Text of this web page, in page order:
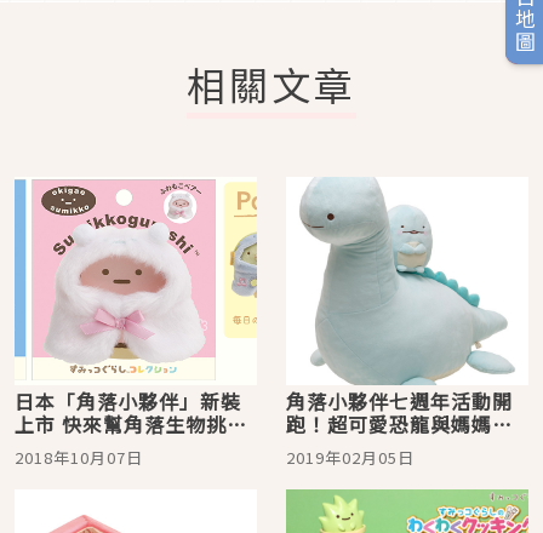
相關文章
日本「角落小夥伴」新裝
上市 快來幫角落生物挑件
可愛的斗篷吧！
2018年10月07日
角落小夥伴七週年活動開
跑！超可愛恐龍與媽媽聯
手出擊
2019年02月05日